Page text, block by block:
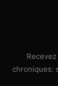
chroniques: